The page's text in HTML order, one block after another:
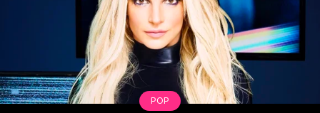
POP